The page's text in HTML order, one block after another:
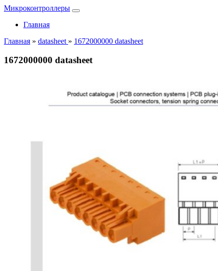
Микроконтроллеры
Главная
Главная » datasheet » 1672000000 datasheet
1672000000 datasheet